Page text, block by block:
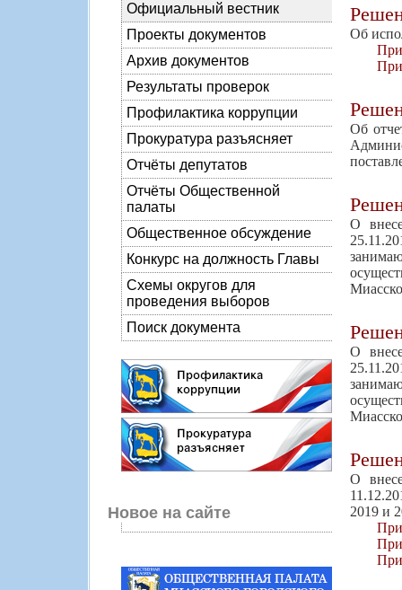
Официальный вестник
Проекты документов
Архив документов
Результаты проверок
Профилактика коррупции
Прокуратура разъясняет
Отчёты депутатов
Отчёты Общественной
палаты
Общественное обсуждение
Конкурс на должность Главы
Схемы округов для
проведения выборов
Поиск документа
Новое на сайте
Об
Об
О
О
О
2019 и